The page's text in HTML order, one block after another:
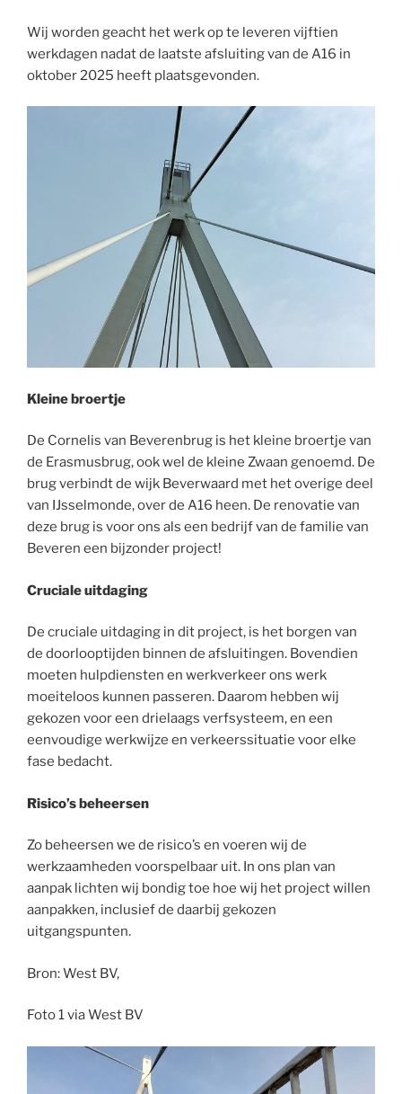
Wij worden geacht het werk op te leveren vijftien
werkdagen nadat de laatste afsluiting van de A16 in
oktober 2025 heeft plaatsgevonden.
Kleine broertje
De Cornelis van Beverenbrug is het kleine broertje van
de Erasmusbrug, ook wel de kleine Zwaan genoemd. De
brug verbindt de wijk Beverwaard met het overige deel
van IJsselmonde, over de A16 heen. De renovatie van
deze brug is voor ons als een bedrijf van de familie van
Beveren een bijzonder project!
Cruciale uitdaging
De cruciale uitdaging in dit project, is het borgen van
de doorlooptijden binnen de afsluitingen. Bovendien
moeten hulpdiensten en werkverkeer ons werk
moeiteloos kunnen passeren. Daarom hebben wij
gekozen voor een drielaags verfsysteem, en een
eenvoudige werkwijze en verkeerssituatie voor elke
fase bedacht.
Risico’s beheersen
Zo beheersen we de risico’s en voeren wij de
werkzaamheden voorspelbaar uit. In ons plan van
aanpak lichten wij bondig toe hoe wij het project willen
aanpakken, inclusief de daarbij gekozen
uitgangspunten.
Bron: West BV,
Foto 1 via West BV